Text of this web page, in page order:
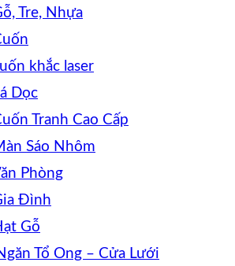
Tre, Nhựa
khắc laser
Dọc
Tranh Cao Cấp
Sáo Nhôm
Phòng
Đình
Gỗ
Tổ Ong – Cửa Lưới